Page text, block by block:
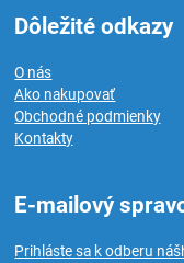
Dôležité odkazy
O nás
Ako nakupovať
Obchodné podmienky
Kontakty
E-mailový
Prihláste sa k odberu